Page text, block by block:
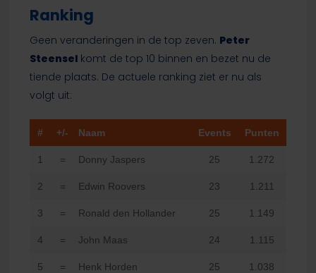
Ranking
Geen veranderingen in de top zeven. Peter
Steensel komt de top 10 binnen en bezet nu de
tiende plaats. De actuele ranking ziet er nu als
volgt uit:
# +/- Naam Events Punten
1 = Donny Jaspers 25 1.272
2 = Edwin Roovers 23 1.211
3 = Ronald den Hollander 25 1.149
4 = John Maas 24 1.115
5 = Henk Horden 25 1.038